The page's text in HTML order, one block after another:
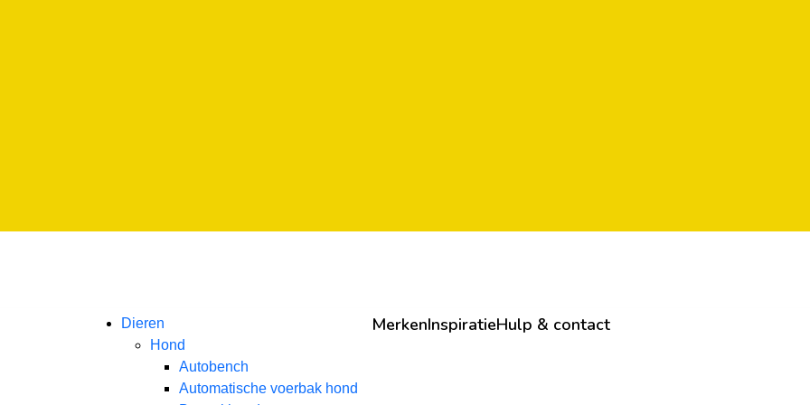
Dieren
Hond
Autobench
Automatische voerbak hond
MerkenInspiratieHulp & contact